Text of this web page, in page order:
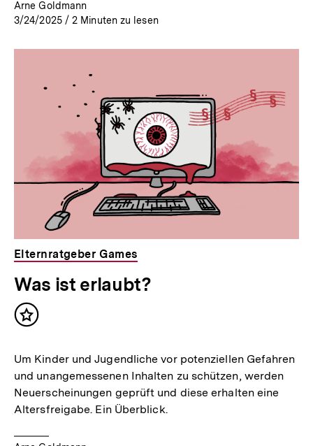
Arne Goldmann
3/24/2025 / 2 Minuten zu lesen
Elternratgeber Games
Was ist erlaubt?
Inhalt
Um Kinder und Jugendliche vor potenziellen Gefahren
und unangemessenen Inhalten zu schützen, werden
Neuerscheinungen geprüft und diese erhalten eine
Altersfreigabe. Ein Überblick.